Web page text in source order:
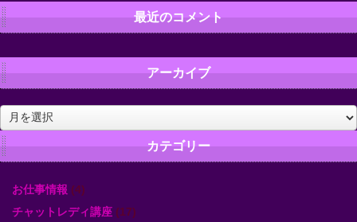
最近のコメント
アーカイブ
ア
ー
カ
イ
カテゴリー
お仕事情報 (4)
チャットレディ講座 (17)